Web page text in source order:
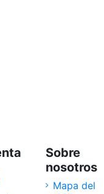
Sobre
nosotros
Mapa del